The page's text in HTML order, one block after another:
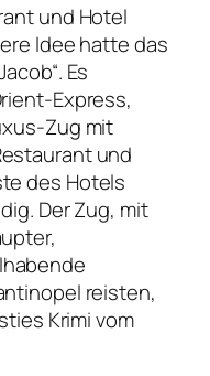
und Hotel
Idee hatte das
Es
Express,
Zug mit
und
des Hotels
Der Zug, mit
reisten,
Krimi vom